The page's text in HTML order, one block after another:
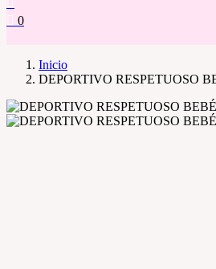
0
Inicio
DEPORTIVO RESPETUOSO